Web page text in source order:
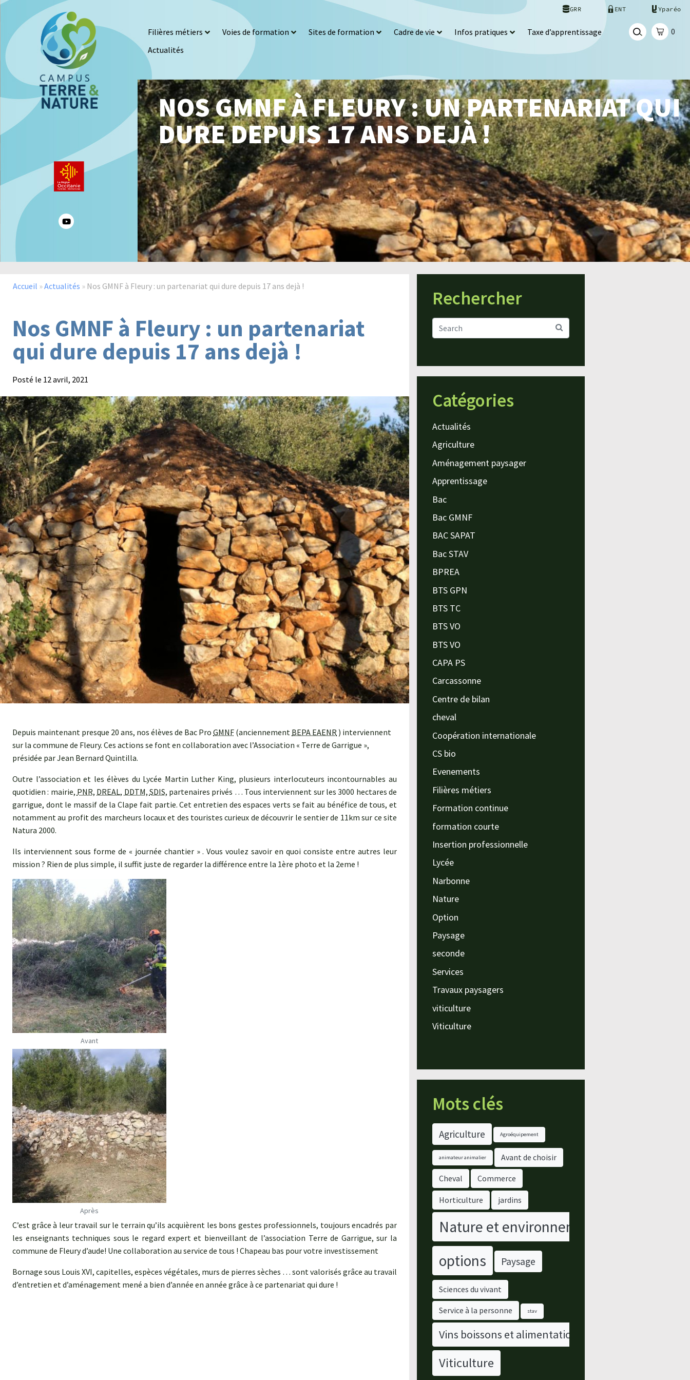
GRR ENT Yparéo
Filières métiers Voies de formation Sites de formation Cadre de vie Infos pratiques
Taxe d’apprentissage
Actualités
0
NOS GMNF À FLEURY : UN PARTENARIAT QUI
DURE DEPUIS 17 ANS DEJÀ !
Accueil »Actualités » Nos GMNF à Fleury : un partenariat qui dure depuis 17 ans dejà !
Nos GMNF à Fleury : un partenariat
qui dure depuis 17 ans dejà !
Posté le 12 avril, 2021
Depuis maintenant presque 20 ans, nos élèves de Bac Pro GMNF (anciennement BEPA EAENR ) interviennent
sur la commune de Fleury. Ces actions se font en collaboration avec l’Association « Terre de Garrigue »,
présidée par Jean Bernard Quintilla.
Outre l’association et les élèves du Lycée Martin Luther King, plusieurs interlocuteurs incontournables au
quotidien : mairie, PNR, DREAL, DDTM, SDIS, partenaires privés … Tous interviennent sur les 3000 hectares de
garrigue, dont le massif de la Clape fait partie. Cet entretien des espaces verts se fait au bénéfice de tous, et
notamment au profit des marcheurs locaux et des touristes curieux de découvrir le sentier de 11km sur ce site
Natura 2000.
Ils interviennent sous forme de « journée chantier » . Vous voulez savoir en quoi consiste entre autres leur
mission ? Rien de plus simple, il suffit juste de regarder la différence entre la 1ère photo et la 2eme !
Avant
Après
C’est grâce à leur travail sur le terrain qu’ils acquièrent les bons gestes professionnels, toujours encadrés par
les enseignants techniques sous le regard expert et bienveillant de l’association Terre de Garrigue, sur la
commune de Fleury d’aude! Une collaboration au service de tous ! Chapeau bas pour votre investissement
Bornage sous Louis XVI, capitelles, espèces végétales, murs de pierres sèches … sont valorisés grâce au travail
d’entretien et d’aménagement mené a bien d’année en année grâce à ce partenariat qui dure !
Rechercher
Catégories
Actualités
Agriculture
Aménagement paysager
Apprentissage
Bac
Bac GMNF
BAC SAPAT
Bac STAV
BPREA
BTS GPN
BTS TC
BTS VO
BTS VO
CAPA PS
Carcassonne
Centre de bilan
cheval
Coopération internationale
CS bio
Evenements
Filières métiers
Formation continue
formation courte
Insertion professionnelle
Lycée
Narbonne
Nature
Option
Paysage
seconde
Services
Travaux paysagers
viticulture
Viticulture
Mots clés
Agriculture Agroéquipement
animateur animalier Avant de choisir
Cheval Commerce
Horticulture jardins
Nature et environnement
options
Paysage
Sciences du vivant
Service à la personne stav
Vins boissons et alimentation
Viticulture